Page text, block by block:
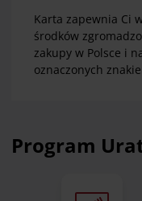
Karta zapewnia Ci
środków
zakupy w Polsce i
oznaczonych
Program